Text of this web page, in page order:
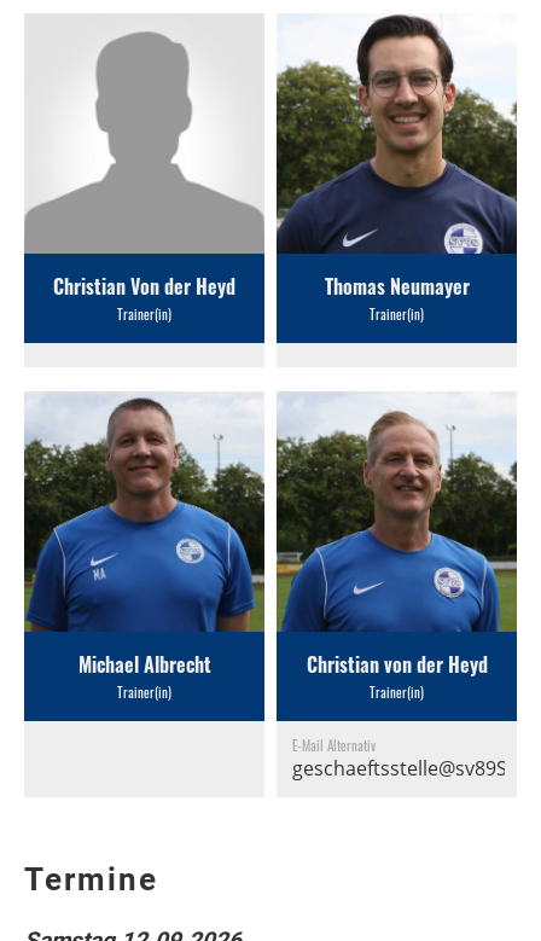
Christian Von der Heyd
Trainer(in)
Thomas Neumayer
Trainer(in)
Michael Albrecht
Trainer(in)
Christian von der Heyd
Trainer(in)
E-Mail Alternativ
Termine